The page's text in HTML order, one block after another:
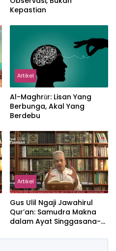
Kepastian
Artikel
Al-Maghrūr: Lisan Yang
Berbunga, Akal Yang
Berdebu
Artikel
Gus Ulil Ngaji Jawahirul
Qur’an: Samudra Makna
dalam Ayat Singgasana-